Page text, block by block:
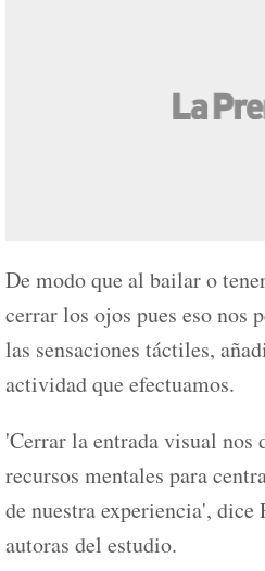
De modo que al bailar o
cerrar los ojos pues eso
las sensaciones táctiles,
actividad que efectuamos.
'Cerrar la entrada visual nos
recursos mentales para
de nuestra experiencia',
autoras del estudio.